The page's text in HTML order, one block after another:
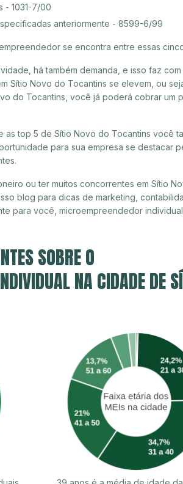
- 1031-7/00
anteriormente - 8599-6/99
se encontra entre essas
há também demanda, e isso faz
Sítio Novo do Tocantins se elevem, ou
do Tocantins, você já poderá cobrar um
as top 5 de Sítio Novo do Tocantins você
para sua empresa se destacar
ou ter muitos concorrentes em Sítio
blog para dicas de marketing,
para você, microempreendedor
SOBRE O
NA CIDADE DE